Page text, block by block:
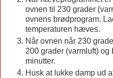
ovnen til 230 grader
ovnens brødprogram.
temperaturen hæves.
Når ovnen når 230
200 grader (varmluft)
minutter.
Husk at lukke damp ud